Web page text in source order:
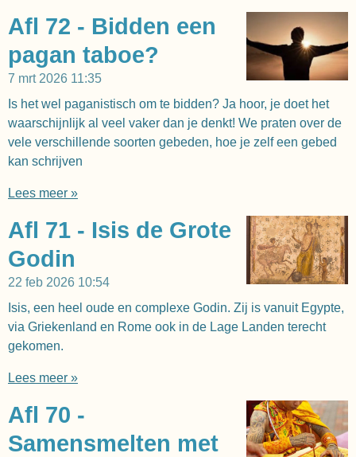
Afl 72 - Bidden een
pagan taboe?
7 mrt 2026 11:35
Is het wel paganistisch om te bidden? Ja hoor, je doet het
waarschijnlijk al veel vaker dan je denkt! We praten over de
vele verschillende soorten gebeden, hoe je zelf een gebed
kan schrijven
Lees meer »
Afl 71 - Isis de Grote
Godin
22 feb 2026 10:54
Isis, een heel oude en complexe Godin. Zij is vanuit Egypte,
via Griekenland en Rome ook in de Lage Landen terecht
gekomen.
Lees meer »
Afl 70 -
Samensmelten met